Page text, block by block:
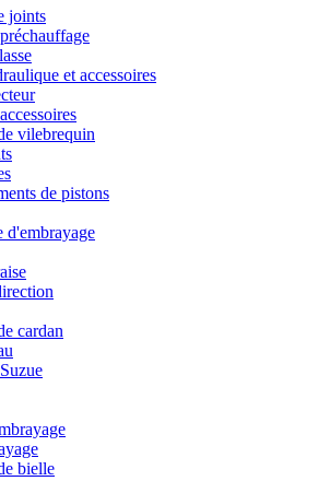
joints
et accessoires
vilebrequin
de pistons
d'embrayage
cardan
bielle